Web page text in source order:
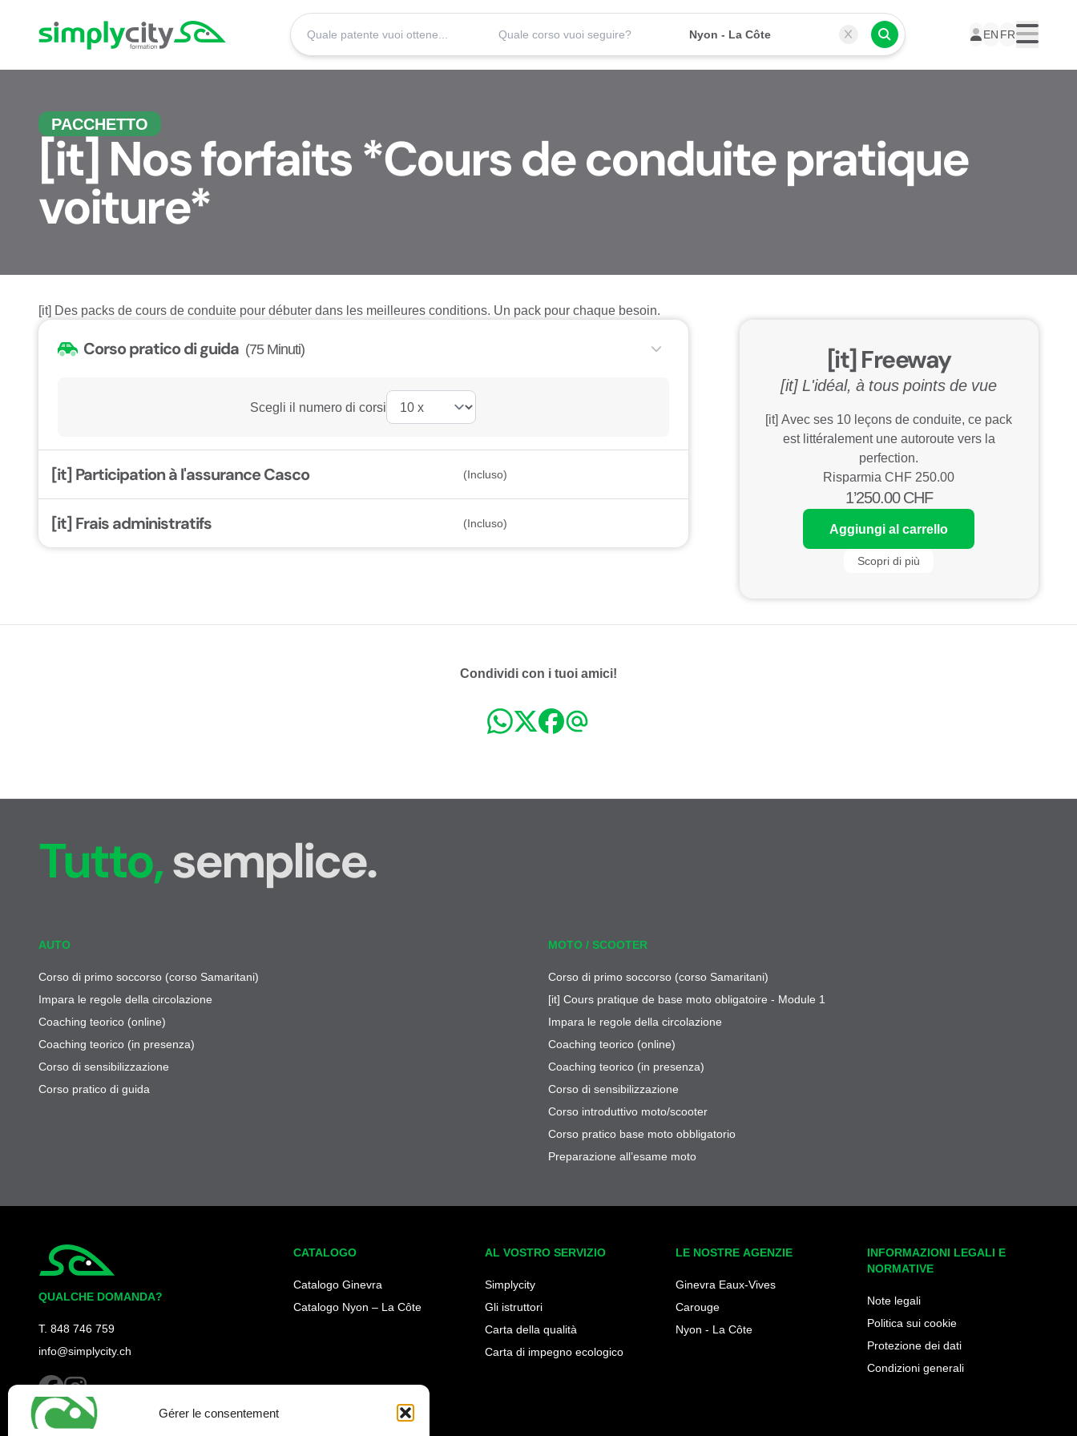
Gérer le consentement
Simplycity Quale patente vuoi ottenere? Quale corso vuoi seguire? Nyon - La Côte EN FR
PACCHETTO
[it] Nos forfaits *Cours de conduite pratique
voiture*
[it] Des packs de cours de conduite pour débuter dans les meilleures conditions. Un pack pour chaque besoin.
Corso pratico di guida (75 Minuti)
Scegli il numero di corsi
[it] Participation à l'assurance Casco (Incluso)
[it] Frais administratifs (Incluso)
[it] Freeway
[it] L'idéal, à tous points de vue
[it] Avec ses 10 leçons de conduite, ce pack
est littéralement une autoroute vers la
perfection.
Risparmia CHF250.00
1’250.00CHF
Aggiungi al carrello
Scopri di più
Condividi con i tuoi amici!
Tutto,semplice.
AUTO
Corso di primo soccorso (corso Samaritani)
Impara le regole della circolazione
Coaching teorico (online)
Coaching teorico (in presenza)
Corso di sensibilizzazione
Corso pratico di guida
MOTO / SCOOTER
Corso di primo soccorso (corso Samaritani)
[it] Cours pratique de base moto obligatoire - Module 1
Impara le regole della circolazione
Coaching teorico (online)
Coaching teorico (in presenza)
Corso di sensibilizzazione
Corso introduttivo moto/scooter
Corso pratico base moto obbligatorio
Preparazione all’esame moto
QUALCHE DOMANDA?
T. 848 746 759
info@simplycity.ch
facebook
instagram
CATALOGO
Catalogo Ginevra
Catalogo Nyon – La Côte
AL VOSTRO SERVIZIO
Simplycity
Gli istruttori
Carta della qualità
Carta di impegno ecologico
LE NOSTRE AGENZIE
Ginevra Eaux-Vives
Carouge
Nyon - La Côte
INFORMAZIONI LEGALI E
NORMATIVE
Note legali
Politica sui cookie
Protezione dei dati
Condizioni generali